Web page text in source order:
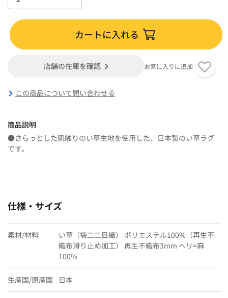
カートに入れる
店舗の在庫を確認 お気に入りに追加
この商品について問い合わせる
商品説明
●さらっとした肌触りのい草生地を使用した、日本製のい草ラグ
です。
仕様・サイズ
素材/材料
い草（袋二二目織） ポリエステル100%（再生不
織布滑り止め加工） 再生不織布3mm ヘリ=麻
100%
生産国/原産国 日本